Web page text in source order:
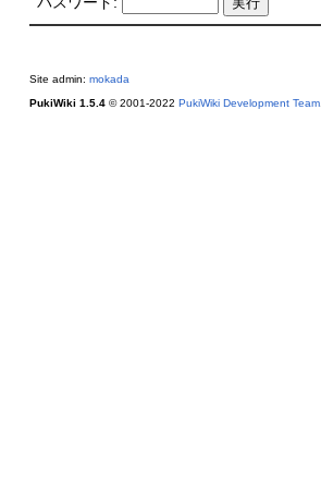
Site admin: mokada
PukiWiki 1.5.4© 2001-2022 PukiWiki Development Team